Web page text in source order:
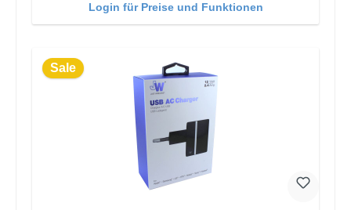
Login für Preise und Funktionen
Sale